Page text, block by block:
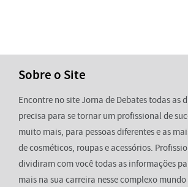
Sobre o Site
Encontre no site Jorna de Debates todas as
precisa para se tornar um profissional de
muito mais, para pessoas diferentes e as
de cosméticos, roupas e acessórios.
dividiram com você todas as informações
mais na sua carreira nesse complexo